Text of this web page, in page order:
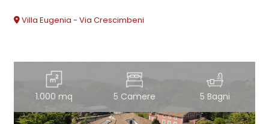
Villa Eugenia - Via Crescimbeni
1.000 mq 5 Camere 5 Bagni